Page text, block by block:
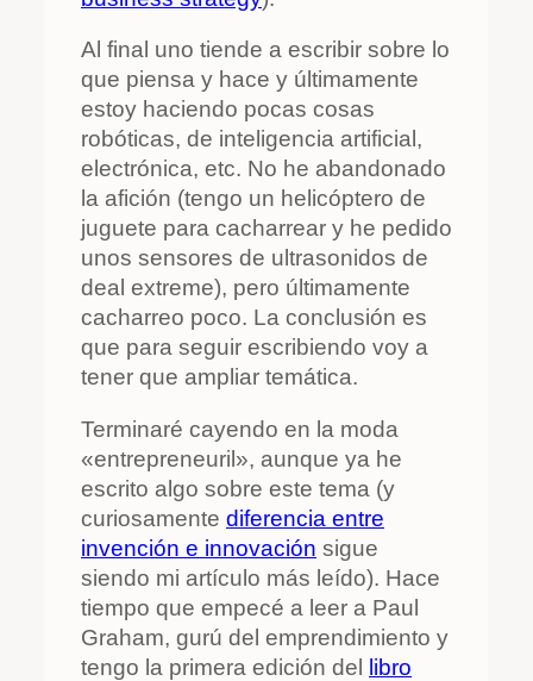
Al final uno tiende a escribir sobre lo
que piensa y hace y últimamente
estoy haciendo pocas cosas
robóticas, de inteligencia artificial,
electrónica, etc. No he abandonado
la afición (tengo un helicóptero de
juguete para cacharrear y he pedido
unos sensores de ultrasonidos de
deal extreme), pero últimamente
cacharreo poco. La conclusión es
que para seguir escribiendo voy a
tener que ampliar temática.
Terminaré cayendo en la moda
«entrepreneuril», aunque ya he
escrito algo sobre este tema (y
curiosamente diferencia entre
invención e innovación sigue
siendo mi artículo más leído). Hace
tiempo que empecé a leer a Paul
Graham, gurú del emprendimiento y
tengo la primera edición del libro